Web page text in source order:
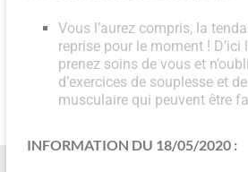
Vous l’aurez compris, la
reprise pour le moment !
prenez soins de vous et
d’exercices de souplesse et
musculaire qui peuvent être
INFORMATION DU 18/05/2020 :